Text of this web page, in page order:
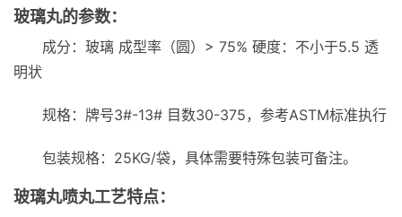
玻璃丸的参数：
成分：玻璃 成型率（圆）> 75% 硬度：不小于5.5 透
明状
规格：牌号3#-13# 目数30-375，参考ASTM标准执行
包装规格：25KG/袋，具体需要特殊包装可备注。
玻璃丸喷丸工艺特点：